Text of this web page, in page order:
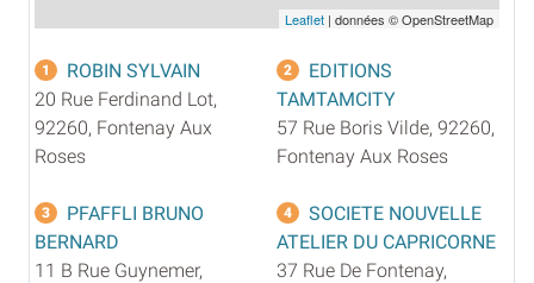
Leaflet | données © OpenStreetMap
1
ROBIN SYLVAIN
20 Rue Ferdinand Lot,
92260, Fontenay Aux
Roses
2
EDITIONS
TAMTAMCITY
57 Rue Boris Vilde, 92260,
Fontenay Aux Roses
3
PFAFFLI BRUNO
BERNARD
11 B Rue Guynemer,
4
SOCIETE NOUVELLE
ATELIER DU CAPRICORNE
37 Rue De Fontenay,